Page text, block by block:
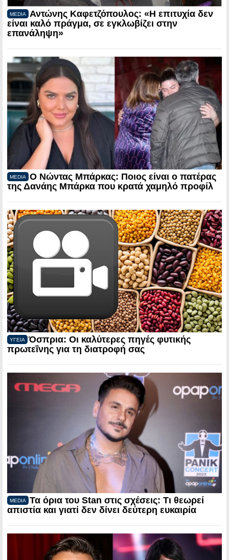
MEDIA
Αντώνης Καφετζόπουλος: «Η επιτυχία δεν
είναι καλό πράγμα, σε εγκλωβίζει στην
επανάληψη»
MEDIA
Ο Νώντας Μπάρκας: Ποιος είναι ο πατέρας
της Δανάης Μπάρκα που κρατά χαμηλό προφίλ
ΥΓΕΙΑ
Όσπρια: Οι καλύτερες πηγές φυτικής
πρωτεΐνης για τη διατροφή σας
MEDIA
Τα όρια του Stan στις σχέσεις: Τι θεωρεί
απιστία και γιατί δεν δίνει δεύτερη ευκαιρία